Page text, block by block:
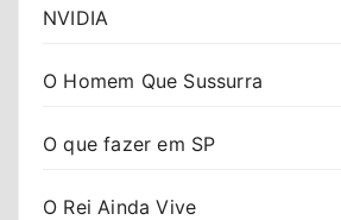
NVIDIA
O Homem Que Sussurra
O que fazer em SP
O Rei Ainda Vive